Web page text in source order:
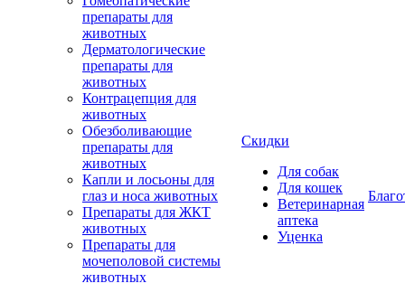
препараты для
животных
Дерматологические
препараты для
животных
Контрацепция для
животных
Обезболивающие
препараты для
животных
Капли и лосьоны для
глаз и носа животных
Препараты для ЖКТ
животных
Препараты для
мочеполовой системы
животных
Скидки
Для собак
Для кошек
Ветеринарная
аптека
Уценка